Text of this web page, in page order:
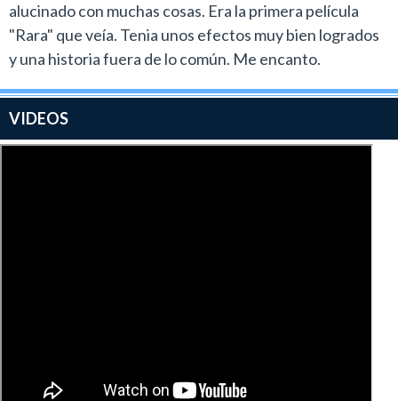
alucinado con muchas cosas. Era la primera película
"Rara" que veía. Tenia unos efectos muy bien logrados
y una historia fuera de lo común. Me encanto.
VIDEOS